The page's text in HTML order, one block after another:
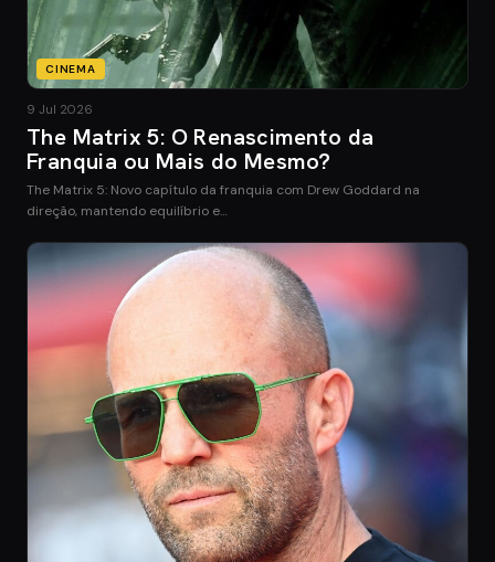
CINEMA
9 Jul 2026
The Matrix 5: O Renascimento da
Franquia ou Mais do Mesmo?
The Matrix 5: Novo capítulo da franquia com Drew Goddard na
direção, mantendo equilíbrio e…